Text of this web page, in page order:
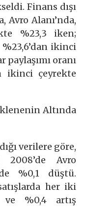
Finans dışı
Avro Alanı’nda,
%23,3 iken;
ikinci
paylaşımı oranı
ikinci çeyrekte
Altında
verilere göre,
2008’de Avro
%0,1 düştü.
her iki
%0,4 artış